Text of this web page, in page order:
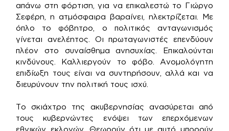
απάνω στη φόρτιση, για να επικαλεστώ το Γιώργο
Σεφέρη, η ατμόσφαιρα βαραίνει, ηλεκτρίζεται. Με
όπλο το φόβητρο, ο πολιτικός ανταγωνισμός
γίνεται ανελέητος. Οι πρωταγωνιστές επενδύουν
πλέον στο συναίσθημα ανησυχίας. Επικαλούνται
κινδύνους. Καλλιεργούν το φόβο. Ανομολόγητη
επιδίωξη τους είναι να συντηρήσουν, αλλά και να
διευρύνουν την πολιτική τους ισχύ.
Το σκιάχτρο της ακυβερνησίας ανασύρεται από
τους κυβερνώντες ενόψει των επερχόμενων